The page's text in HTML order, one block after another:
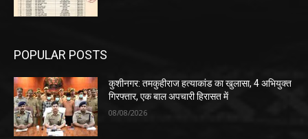
POPULAR POSTS
कुशीनगर: तमकुहीराज हत्याकांड का खुलासा, 4 अभियुक्त
गिरफ्तार, एक बाल अपचारी हिरासत में
08/08/2026